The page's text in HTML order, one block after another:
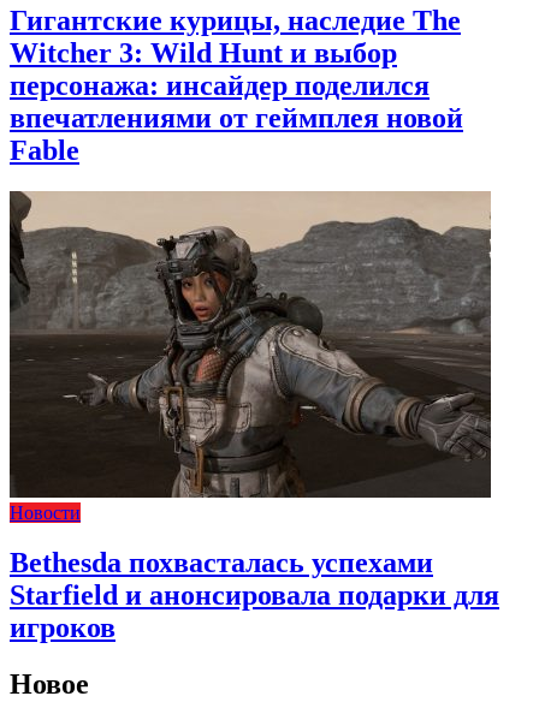
Гигантские курицы, наследие The
Witcher 3: Wild Hunt и выбор
персонажа: инсайдер поделился
впечатлениями от геймплея новой
Fable
Новости
Bethesda похвасталась успехами
Starfield и анонсировала подарки для
игроков
Новое